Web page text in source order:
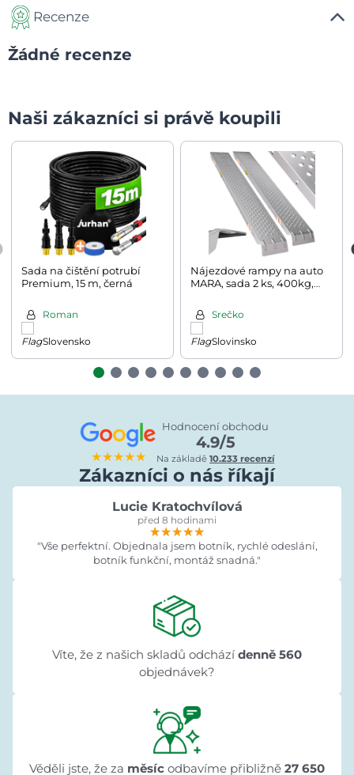
Recenze
Žádné recenze
Naši zákazníci si právě koupili
Sada na čištění potrubí
Premium, 15 m, černá
Roman
Slovensko
Nájezdové rampy na auto
MARA, sada 2 ks, 400kg,
Srečko
Slovinsko
★★★★★
Hodnocení obchodu
4.9/5
Na základě10.233 recenzí
Zákazníci o nás říkají
Lucie Kratochvílová
před 8 hodinami
★★★★★
★★★★★
★★★★★
"Vše perfektní. Objednala jsem botník, rychlé odeslání,
botník funkční, montáž snadná."
Víte, že z našich skladů odchází denně 560
objednávek?
Věděli jste, že za měsíc odbavíme přibližně 27 650